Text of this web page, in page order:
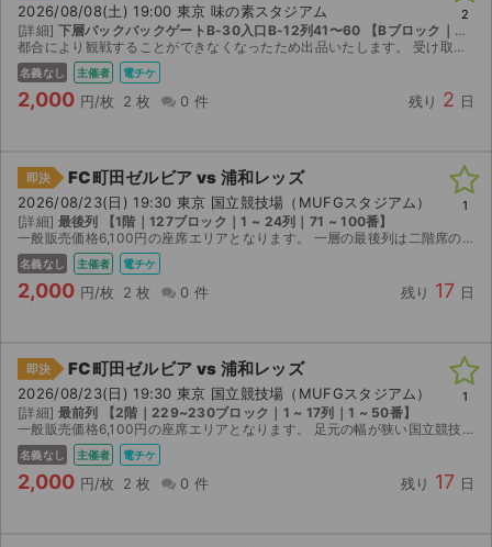
2026/08/08(土) 19:00 東京 味の素スタジアム
[詳細] 下層バックバックゲートB-30入口B-12列41〜60 【Bブロック｜下層｜1 ~ 31列｜41 ~ 60番】
都合により観戦することができなくなったため出品いたします。 受け取り用のURLを送付致しますので宜しくお願い致します。
名義なし 主催者 電チケ
2,000 円/枚 2 枚 0 件 残り 2 日
2
即決 FC町田ゼルビア vs 浦和レッズ
2026/08/23(日) 19:30 東京 国立競技場（MUFGスタジアム）
[詳細] 最後列 【1階｜127ブロック｜1 ~ 24列｜71 ~ 100番】
一般販売価格6,100円の座席エリアとなります。 一層の最後列は二階席の迫り出しがあり、雨天時の雨濡れの心配が不用な座席です。 また、座席後ろの壁部分にゆとりがありますので軽装なリュックやバッ...
名義なし 主催者 電チケ
2,000 円/枚 2 枚 0 件 残り 17 日
1
即決 FC町田ゼルビア vs 浦和レッズ
2026/08/23(日) 19:30 東京 国立競技場（MUFGスタジアム）
[詳細] 最前列 【2階｜229~230ブロック｜1 ~ 17列｜1 ~ 50番】
一般販売価格6,100円の座席エリアとなります。 足元の幅が狭い国立競技場でも、かなりゆとりがある2層最前列エリアのお座席となります。 ミックス応援エリアなので、町田ゼルビアサポーター、浦和レッ...
名義なし 主催者 電チケ
2,000 円/枚 2 枚 0 件 残り 17 日
1